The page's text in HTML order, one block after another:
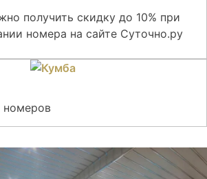
получить скидку до 10% при
номера на сайте Суточно.ру